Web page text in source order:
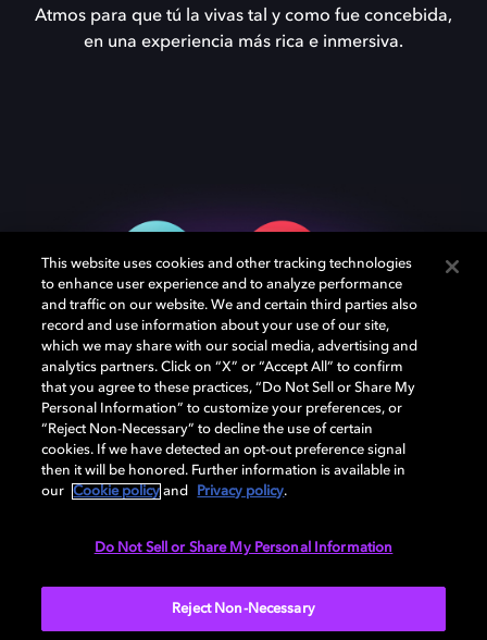
Atmos para que tú la vivas tal y como fue concebida,
en una experiencia más rica e inmersiva.
Podcasts. Audiolibros.
Música.
This website uses cookies and other tracking technologies
to enhance user experience and to analyze performance
and traffic on our website. We and certain third parties also
record and use information about your use of our site,
which we may share with our social media, advertising and
analytics partners. Click on “X” or “Accept All” to confirm
that you agree to these practices, “Do Not Sell or Share My
Personal Information” to customize your preferences, or
“Reject Non-Necessary” to decline the use of certain
cookies. If we have detected an opt-out preference signal
then it will be honored. Further information is available in
our
Cookie policy and Privacy policy.
Do Not Sell or Share My Personal Information
Reject Non-Necessary